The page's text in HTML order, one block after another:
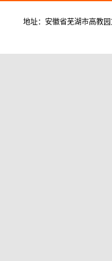
地址：安徽省芜湖市高教